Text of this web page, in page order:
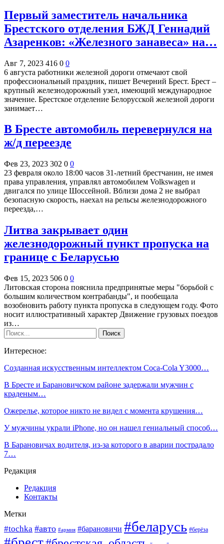
Первый заместитель начальника
Брестского отделения БЖД Геннадий
Азаренков: «Железного занавеса» на…
Авг 7, 2023 416 0 0
6 августа работники железной дороги отмечают свой
профессиональный праздник, пишет Вечерний Брест. Брест –
крупный железнодорожный узел, имеющий международное
значение. Брестское отделение Белорусской железной дороги
занимает…
В Бресте автомобиль перевернулся на
ж/д переезде
Фев 23, 2023 302 0 0
23 февраля около 18:00 часов 31-летний брестчанин, не имея
права управления, управлял автомобилем Volkswagen и
двигался по улице Шоссейной. Вблизи дома 2 не выбрал
безопасную скорость, наехал на рельсы железнодорожного
переезда,…
Литва закрывает один
железнодорожный пункт пропуска на
границе с Беларусью
Фев 15, 2023 506 0 0
Литовская сторона пояснила предпринятые меры "борьбой с
большим количеством контрабанды", и пообещала
возобновить работу пункта пропуска в следующем году. Фото
носит иллюстративный характер Движение грузовых поездов
из…
Интересное:
Созданная искусственным интеллектом Coca-Cola Y3000…
В Бресте и Барановичском районе задержали мужчин с
краденым…
Ожерелье, которое никто не видел с момента крушения…
У мужчины украли iPhone, но он нашел гениальный способ…
В Барановичах водителя, из-за которого в аварии пострадало
7…
Редакция
Редакция
Контакты
Метки
#tochka #авто #армия #барановичи #беларусь #берёза